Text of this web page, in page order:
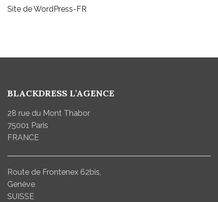
Site de WordPress-FR
BLACKDRESS L’AGENCE
28 rue du Mont Thabor
75001 Paris
FRANCE
Route de Frontenex 62bis,
Genève
SUISSE